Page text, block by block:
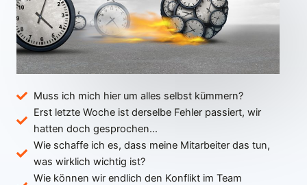
Muss ich mich hier um alles selbst kümmern?
Erst letzte Woche ist derselbe Fehler passiert, wir
hatten doch gesprochen...
Wie schaffe ich es, dass meine Mitarbeiter das tun,
was wirklich wichtig ist?
Wie können wir endlich den Konflikt im Team